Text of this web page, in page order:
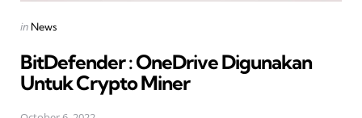
Posted
in News
BitDefender : OneDrive Digunakan
Untuk Crypto Miner